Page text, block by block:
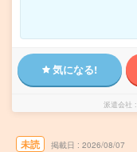
気になる!
派遣会社
未読 掲載日 2026/08/07